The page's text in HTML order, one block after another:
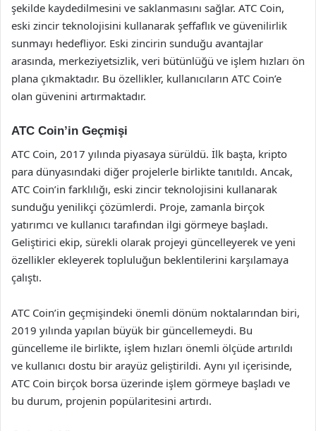
şekilde kaydedilmesini ve saklanmasını sağlar. ATC Coin,
eski zincir teknolojisini kullanarak şeffaflık ve güvenilirlik
sunmayı hedefliyor. Eski zincirin sunduğu avantajlar
arasında, merkeziyetsizlik, veri bütünlüğü ve işlem hızları ön
plana çıkmaktadır. Bu özellikler, kullanıcıların ATC Coin’e
olan güvenini artırmaktadır.
ATC Coin’in Geçmişi
ATC Coin, 2017 yılında piyasaya sürüldü. İlk başta, kripto
para dünyasındaki diğer projelerle birlikte tanıtıldı. Ancak,
ATC Coin’in farklılığı, eski zincir teknolojisini kullanarak
sunduğu yenilikçi çözümlerdi. Proje, zamanla birçok
yatırımcı ve kullanıcı tarafından ilgi görmeye başladı.
Geliştirici ekip, sürekli olarak projeyi güncelleyerek ve yeni
özellikler ekleyerek topluluğun beklentilerini karşılamaya
çalıştı.
ATC Coin’in geçmişindeki önemli dönüm noktalarından biri,
2019 yılında yapılan büyük bir güncellemeydi. Bu
güncelleme ile birlikte, işlem hızları önemli ölçüde artırıldı
ve kullanıcı dostu bir arayüz geliştirildi. Aynı yıl içerisinde,
ATC Coin birçok borsa üzerinde işlem görmeye başladı ve
bu durum, projenin popülaritesini artırdı.